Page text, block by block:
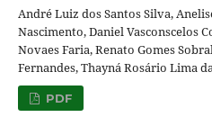
André Luiz dos Santos Silva,
Nascimento, Daniel Vasconscelos
Novaes Faria, Renato Gomes
Fernandes, Thayná Rosário Lima
PDF